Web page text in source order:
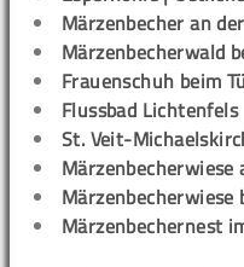
Märzenbecher an
Märzenbecherwald
Frauenschuh beim
Flussbad Lichtenfels
St. Veit-
Märzenbecherwiese
Märzenbechernest